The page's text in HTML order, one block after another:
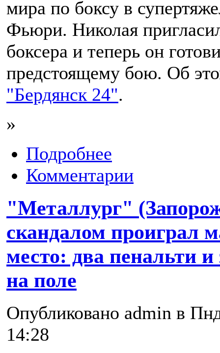
мира по боксу в
Фьюри. Николая
боксера и теперь он
предстоящему бою. Об
"Бердянск 24".
»
Подробнее
Комментарии
"Металлург"
скандалом проиграл
место: два пенальти и
на поле
Опубликовано admin в
14:28